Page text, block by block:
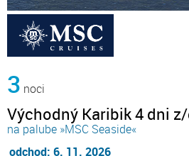
3 noci
Východný Karibik 4 dni
na palube »MSC Seaside«
odchod: 6. 11. 2026